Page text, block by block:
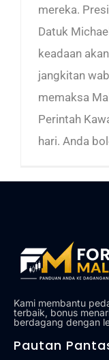
mereka.
Datuk
keadaan
jangkitan
memaksa
Perintah
hari. Anda
Kami membantu
terbaik, bonus
berdagang dengan
Pautan